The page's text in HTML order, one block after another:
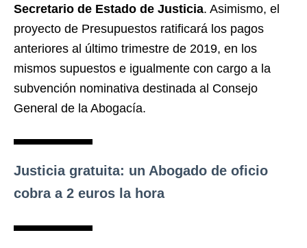
Secretario de Estado de Justicia. Asimismo, el
proyecto de Presupuestos ratificará los pagos
anteriores al último trimestre de 2019, en los
mismos supuestos e igualmente con cargo a la
subvención nominativa destinada al Consejo
General de la Abogacía.
Justicia gratuita: un Abogado de oficio
cobra a 2 euros la hora